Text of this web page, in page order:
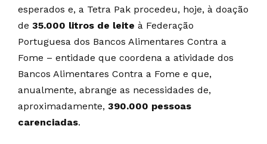
esperados e, a Tetra Pak procedeu, hoje, à doação
de 35.000 litros de leite à Federação
Portuguesa dos Bancos Alimentares Contra a
Fome – entidade que coordena a atividade dos
Bancos Alimentares Contra a Fome e que,
anualmente, abrange as necessidades de,
aproximadamente, 390.000 pessoas
carenciadas.